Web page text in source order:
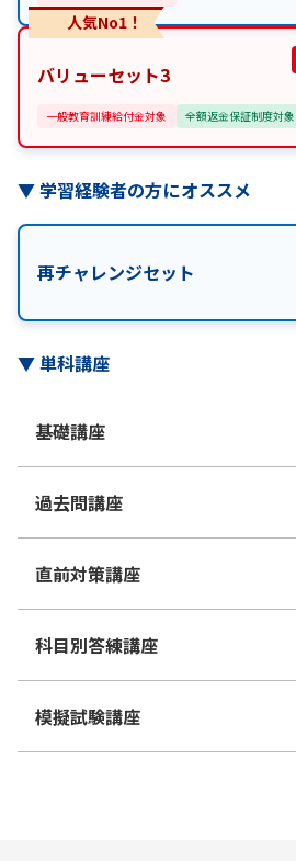
人気No1！
バリューセット3
一般教育訓練給付金対象 全額返金保証制度対象
▼学習経験者の方にオススメ
再チャレンジセット
▼単科講座
基礎講座
過去問講座
直前対策講座
科目別答練講座
模擬試験講座